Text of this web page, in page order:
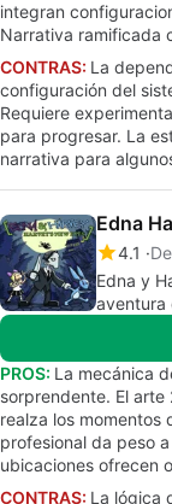
integran
Narrativa ramificada
CONTRAS: La
configuración del
Requiere
para progresar. La
narrativa para
Edna
4.1
Edna y
aventura
PROS: La mecánica
sorprendente. El
realza los momentos
profesional da peso
ubicaciones ofrecen
CONTRAS: La lógica